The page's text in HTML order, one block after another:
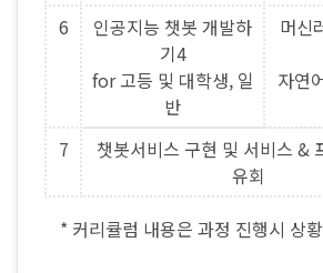
6
인공지능 챗봇 개발하
기4
for 고등 및 대학생, 일
반
머신
자연
7
챗봇서비스 구현 및 서비스 &
유회
* 커리큘럼 내용은 과정 진행시 상